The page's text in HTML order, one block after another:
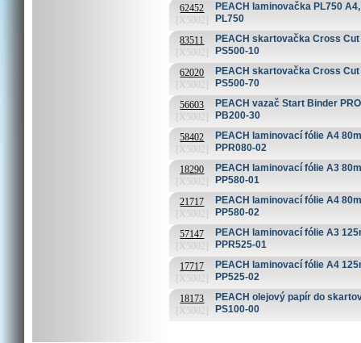
62452
[X5002]
PEACH laminovačka PL750
PL750
83511
[X5002]
PEACH skartovačka Cross
PS500-10
62020
[X5002]
PEACH skartovačka Cross
PS500-70
56603
[X5002]
PEACH vazač Start Binder
PB200-30
58402
[X5002]
PEACH laminovací fólie A4
PPR080-02
18290
[X5002]
PEACH laminovací fólie A3
PP580-01
21717
[X5002]
PEACH laminovací fólie A4
PP580-02
57147
[X5002]
PEACH laminovací fólie A3
PPR525-01
17717
[X5002]
PEACH laminovací fólie A4
PP525-02
18173
[X5002]
PEACH olejový papír do
PS100-00